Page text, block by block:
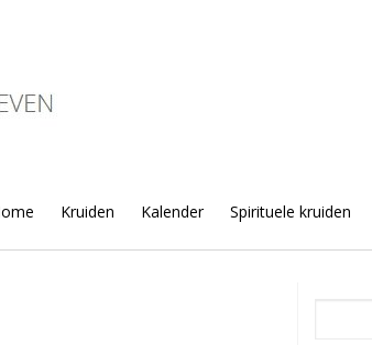
Kruiden Kalender Spirituele kruiden